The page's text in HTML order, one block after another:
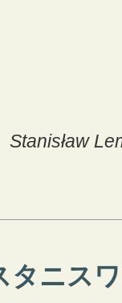
Stanisław
タニス